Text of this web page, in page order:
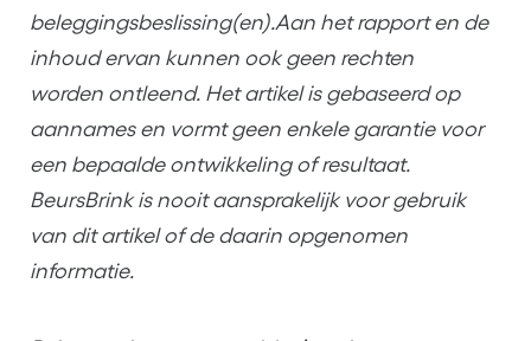
beleggingsbeslissing(en).Aan het rapport en de
inhoud ervan kunnen ook geen rechten
worden ontleend. Het artikel is gebaseerd op
aannames en vormt geen enkele garantie voor
een bepaalde ontwikkeling of resultaat.
BeursBrink is nooit aansprakelijk voor gebruik
van dit artikel of de daarin opgenomen
informatie.